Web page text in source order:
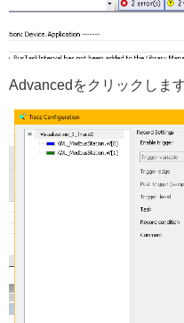
Advancedをクリックします